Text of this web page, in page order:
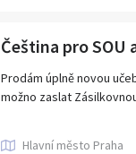
Prodám úplně novou
možno zaslat
Hlavní město Praha